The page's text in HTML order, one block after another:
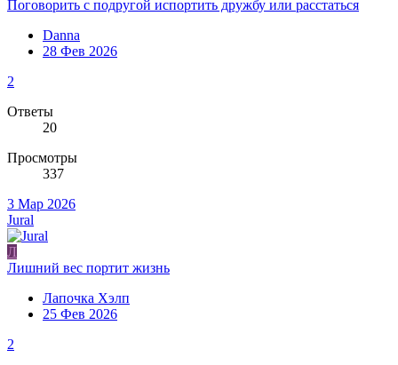
Поговорить с подругой испортить дружбу или расстаться
Danna
28 Фев 2026
2
Ответы
20
Просмотры
337
3 Мар 2026
Jural
Л
Лишний вес портит жизнь
Лапочка Хэлп
25 Фев 2026
2